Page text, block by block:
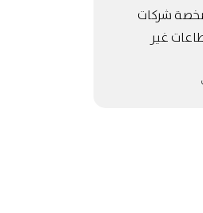
شركات
غير